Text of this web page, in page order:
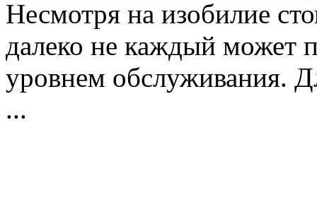
Несмотря на изобилие
далеко не каждый может
уровнем обслуживания.
...